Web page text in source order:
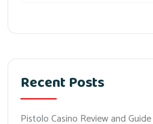
Recent Posts
Pistolo Casino Review and Guide